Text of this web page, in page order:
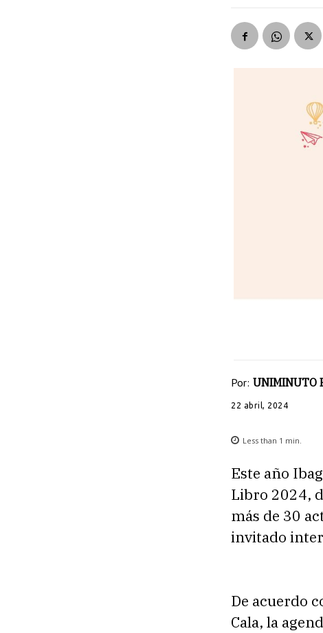
Por: UNIMINUTO
22 abril, 2024
Less than 1 min.
Este año
Libro 2024,
más de 30
invitado
De acuerdo
Cala, la